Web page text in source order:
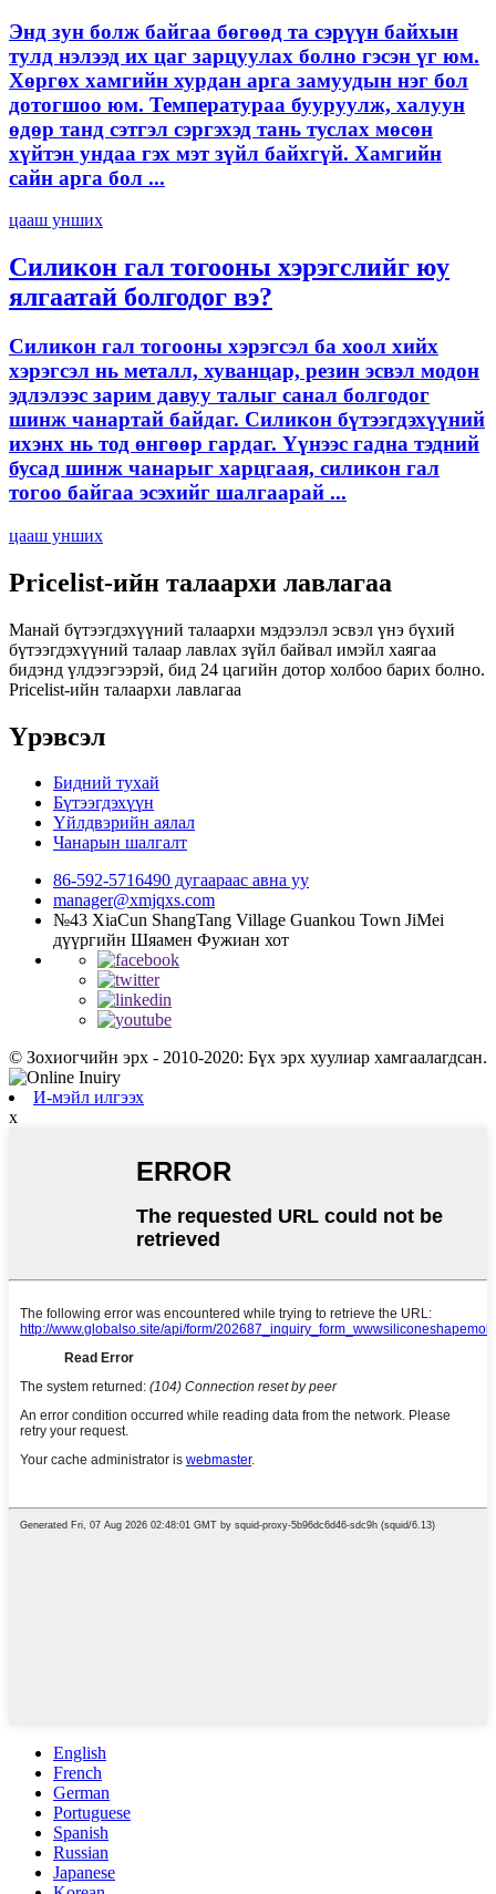
Энд зун болж байгаа бөгөөд та сэрүүн байхын
тулд нэлээд их цаг зарцуулах болно гэсэн үг юм.
Хөргөх хамгийн хурдан арга замуудын нэг бол
дотогшоо юм. Температураа бууруулж, халуун
өдөр танд сэтгэл сэргэхэд тань туслах мөсөн
хүйтэн ундаа гэх мэт зүйл байхгүй. Хамгийн
сайн арга бол ...
цааш унших
Силикон гал тогооны хэрэгслийг юу
ялгаатай болгодог вэ?
Силикон гал тогооны хэрэгсэл ба хоол хийх
хэрэгсэл нь металл, хуванцар, резин эсвэл модон
эдлэлээс зарим давуу талыг санал болгодог
шинж чанартай байдаг. Силикон бүтээгдэхүүний
ихэнх нь тод өнгөөр ​​гардаг. Үүнээс гадна тэдний
бусад шинж чанарыг харцгаая, силикон гал
тогоо байгаа эсэхийг шалгаарай ...
цааш унших
Pricelist-ийн талаархи лавлагаа
Манай бүтээгдэхүүний талаархи мэдээлэл эсвэл үнэ бүхий
бүтээгдэхүүний талаар лавлах зүйл байвал имэйл хаягаа
бидэнд үлдээгээрэй, бид 24 цагийн дотор холбоо барих болно.
Pricelist-ийн талаархи лавлагаа
Үрэвсэл
Бидний тухай
Бүтээгдэхүүн
Үйлдвэрийн аялал
Чанарын шалгалт
86-592-5716490 дугаараас авна уу
manager@xmjqxs.com
№43 XiaCun ShangTang Village Guankou Town JiMei
дүүргийн Шяамен Фужиан хот
© Зохиогчийн эрх - 2010-2020: Бүх эрх хуулиар хамгаалагдсан.
И-мэйл илгээх
x
English
French
German
Portuguese
Spanish
Russian
Japanese